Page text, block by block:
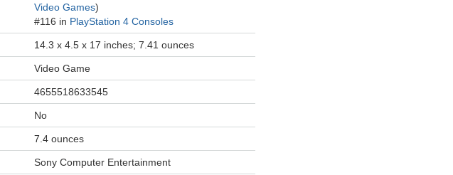
Video Games)
#116 in PlayStation 4 Consoles
14.3 x 4.5 x 17 inches; 7.41 ounces
Video Game
4655518633545
No
7.4 ounces
Sony Computer Entertainment